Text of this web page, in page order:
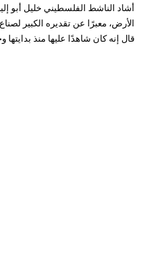
أشاد الناشط الفلسطيني خليل
الأرض، معبرًا عن تقديره الكبير
قال إنه كان شاهدًا عليها منذ